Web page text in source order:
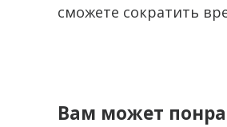
сможете сократить
Вам может